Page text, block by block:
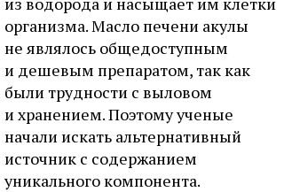
организма. Масло печени акулы
не являлось общедоступным
и дешевым препаратом, так как
были трудности с выловом
и хранением. Поэтому ученые
начали искать альтернативный
источник с содержанием
уникального компонента.